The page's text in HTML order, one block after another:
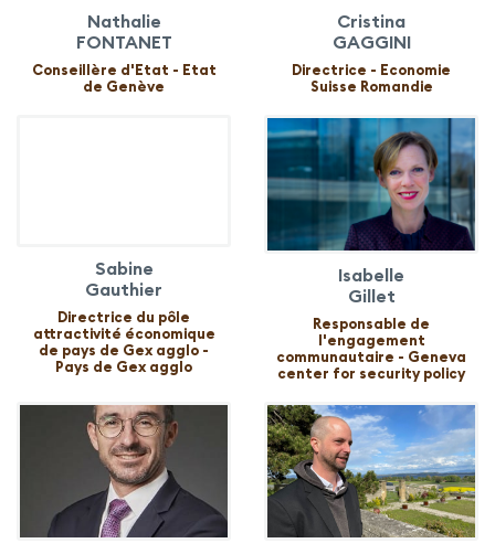
Nathalie
FONTANET
Conseillère d'Etat - Etat
de Genève
Cristina
GAGGINI
Directrice - Economie
Suisse Romandie
Sabine
Gauthier
Directrice du pôle
attractivité économique
de pays de Gex agglo -
Pays de Gex agglo
Isabelle
Gillet
Responsable de
l'engagement
communautaire - Geneva
center for security policy